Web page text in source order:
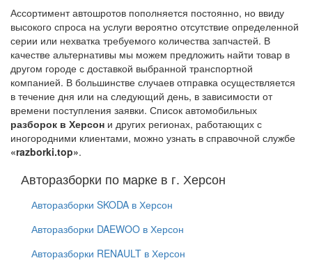
Ассортимент автошротов пополняется постоянно, но ввиду
высокого спроса на услуги вероятно отсутствие определенной
серии или нехватка требуемого количества запчастей. В
качестве альтернативы мы можем предложить найти товар в
другом городе с доставкой выбранной транспортной
компанией. В большинстве случаев отправка осуществляется
в течение дня или на следующий день, в зависимости от
времени поступления заявки. Список автомобильных
разборок в Херсон и других регионах, работающих с
иногородними клиентами, можно узнать в справочной службе
«razborki.top».
Авторазборки по марке в г. Херсон
Авторазборки SKODA в Херсон
Авторазборки DAEWOO в Херсон
Авторазборки RENAULT в Херсон